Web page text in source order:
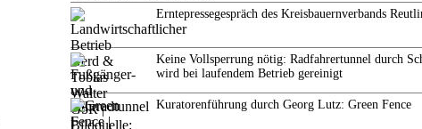
Erntepressegespräch des Kreisbauernverbands
Keine Vollsperrung nötig: Radfahrertunnel durch
wird bei laufendem Betrieb gereinigt
Kuratorenführung durch Georg Lutz: Green Fence